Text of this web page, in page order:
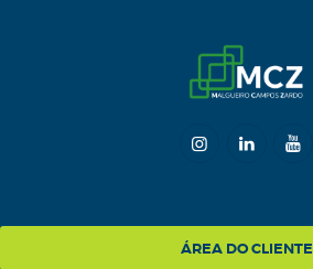
ÁREA DO CLIENTE
NA MÍDIA